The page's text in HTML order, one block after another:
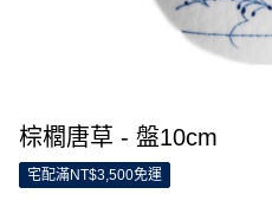
棕櫚唐草 - 盤10cm
宅配滿NT$3,500免運